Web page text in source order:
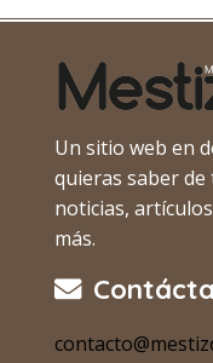
Un sitio web en
quieras saber
noticias,
más.